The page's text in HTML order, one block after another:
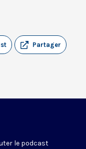
Partager
le podcast